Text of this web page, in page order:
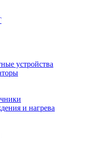
устройства
и нагрева